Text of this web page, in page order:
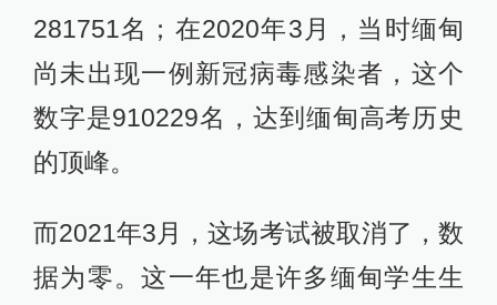
281751名；在2020年3月，当时缅甸
尚未出现一例新冠病毒感染者，这个
数字是910229名，达到缅甸高考历史
的顶峰。
而2021年3月，这场考试被取消了，数
据为零。这一年也是许多缅甸学生生